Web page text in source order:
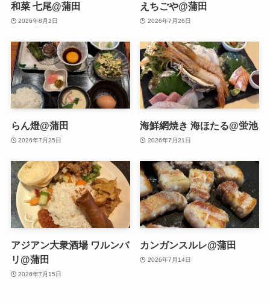
和菜 七尾@蒲田
2026年8月2日
えちごや@蒲田
2026年7月26日
らん燈@蒲田
2026年7月25日
海鮮網焼き 海ほたる@蛍池
2026年7月21日
アジアン大衆酒場 ワルンバ
リ@蒲田
2026年7月15日
カンガンスルレ@蒲田
2026年7月14日